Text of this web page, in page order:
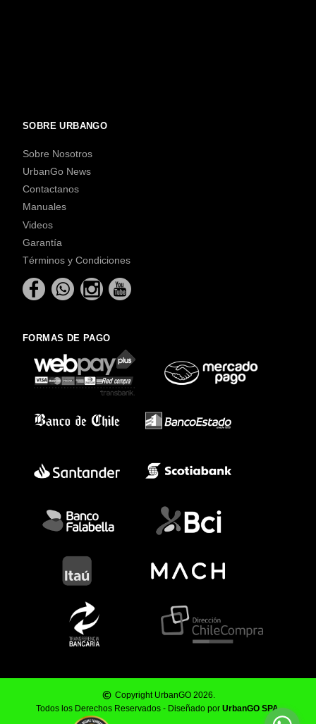
SOBRE URBANGO
Sobre Nosotros
UrbanGo News
Contactanos
Manuales
Videos
Garantía
Términos y Condiciones
FORMAS DE PAGO
Copyright UrbanGO 2026.
Todos los Derechos Reservados - Diseñado por UrbanGO SPA.